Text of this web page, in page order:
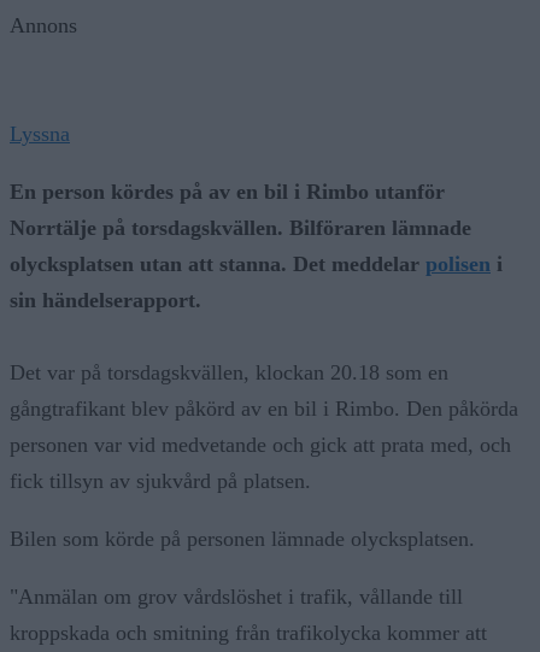
Annons
Lyssna
En person kördes på av en bil i Rimbo utanför
Norrtälje på torsdagskvällen. Bilföraren lämnade
olycksplatsen utan att stanna. Det meddelar polisen i
sin händelserapport.
Det var på torsdagskvällen, klockan 20.18 som en
gångtrafikant blev påkörd av en bil i Rimbo. Den påkörda
personen var vid medvetande och gick att prata med, och
fick tillsyn av sjukvård på platsen.
Bilen som körde på personen lämnade olycksplatsen.
"Anmälan om grov vårdslöshet i trafik, vållande till
kroppskada och smitning från trafikolycka kommer att